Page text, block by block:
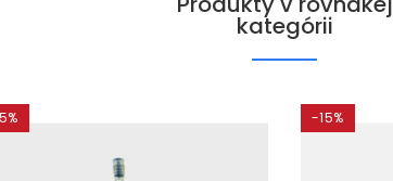
kategórii
-15%